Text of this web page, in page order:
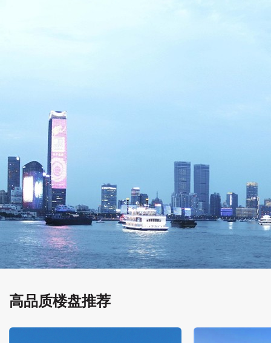
高品质楼盘推荐